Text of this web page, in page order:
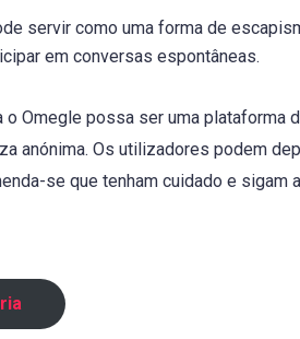
servir como uma forma de
em conversas espontâneas.
o Omegle possa ser uma
anónima. Os utilizadores podem
se que tenham cuidado e